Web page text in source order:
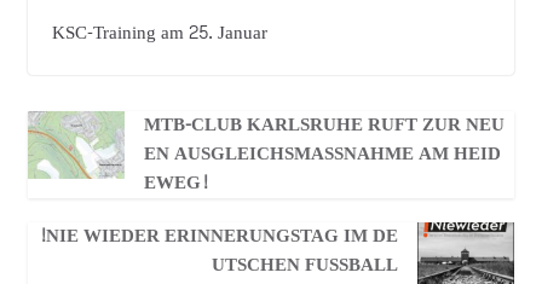
KSC-Training am 25. Januar
MTB-CLUB KARLSRUHE RUFT ZUR NEU
EN AUSGLEICHSMASSNAHME AM HEIDE
WEG!
!NIE WIEDER ERINNERUNGSTAG IM DE
UTSCHEN FUSSBALL